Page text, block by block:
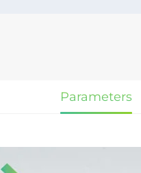
Parameters